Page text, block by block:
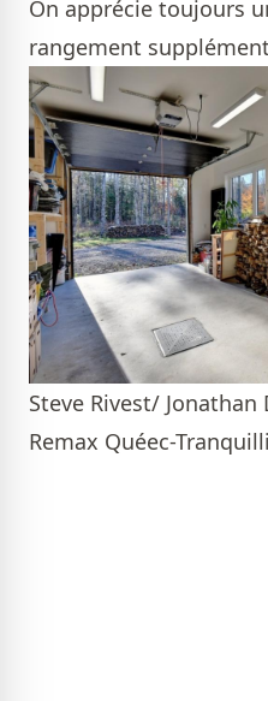
On apprécie toujours
rangement
Steve Rivest/
Remax Quéec-